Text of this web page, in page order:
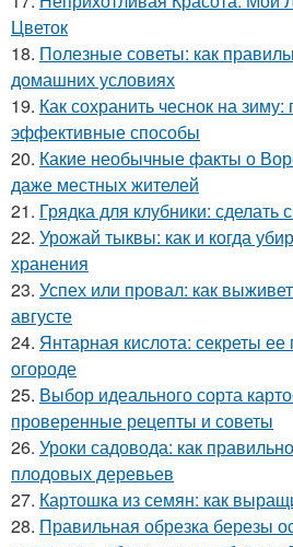
Цветок
18. Полезные советы: как
домашних условиях
19. Как сохранить чеснок на зиму:
эффективные способы
20. Какие необычные факты о
даже местных жителей
21. Грядка для клубники: сделать
22. Урожай тыквы: как и когда
хранения
23. Успех или провал: как
августе
24. Янтарная кислота: секреты
огороде
25. Выбор идеального сорта
проверенные рецепты и советы
26. Уроки садовода: как
плодовых деревьев
27. Картошка из семян: как
28. Правильная обрезка березы